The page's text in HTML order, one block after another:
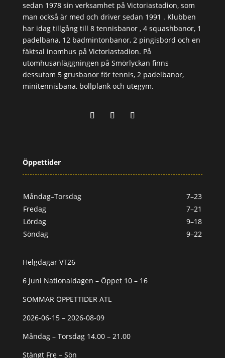
sedan 1978 sin verksamhet på Victoriastadion, som
man också är med och driver sedan 1991 . Klubben
har idag tillgång till 8 tennisbanor , 4 squashbanor, 1
padelbana, 12 badmintonbanor, 2 pingisbord och en
fäktsal inomhus på Victoriastadion. På
utomhusanläggningen på Smörlyckan finns
dessutom 5 grusbanor för tennis, 2 padelbanor,
minitennisbana, bollplank och utegym.
Öppettider
Måndag–Torsdag
7–23
Fredag
7–21
Lördag
9–18
Söndag
9–22
Helgdagar VT26
6 Juni Nationaldagen – Öppet 10 – 16
SOMMAR ÖPPETTIDER ATL
2026-06-15 – 2026-08-09
Måndag – Torsdag 14.00 – 21.00
Stängt Fre – Sön